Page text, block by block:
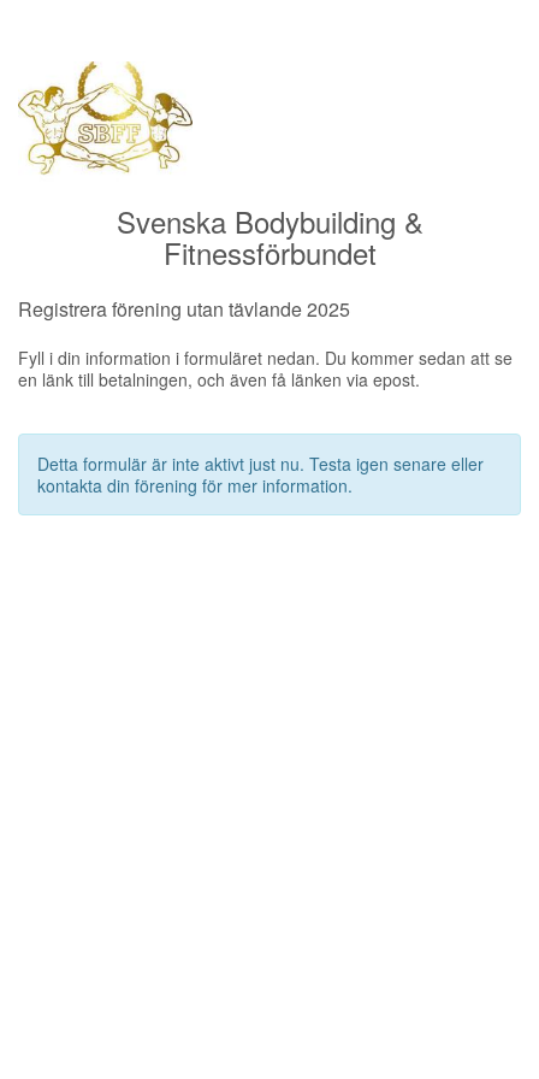
Svenska Bodybuilding &
Fitnessförbundet
Registrera förening utan tävlande 2025
Fyll i din information i formuläret nedan. Du kommer sedan att se
en länk till betalningen, och även få länken via epost.
Detta formulär är inte aktivt just nu. Testa igen senare eller
kontakta din förening för mer information.